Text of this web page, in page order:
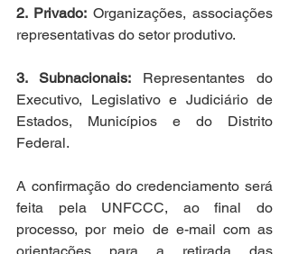
2. Privado: Organizações, associações
representativas do setor produtivo.
3. Subnacionais: Representantes do
Executivo, Legislativo e Judiciário de
Estados, Municípios e do Distrito
Federal.
A confirmação do credenciamento será
feita pela UNFCCC, ao final do
processo, por meio de e-mail com as